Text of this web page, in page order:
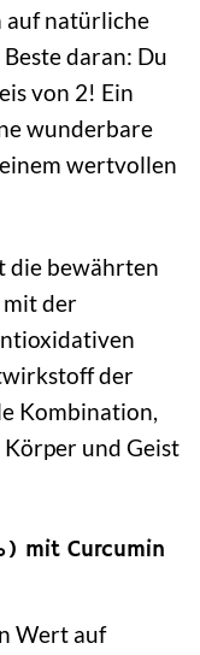
auf natürliche
daran: Du
von 2! Ein
wunderbare
wertvollen
die bewährten
mit der
der
Kombination,
und Geist
mit Curcumin
Wert auf